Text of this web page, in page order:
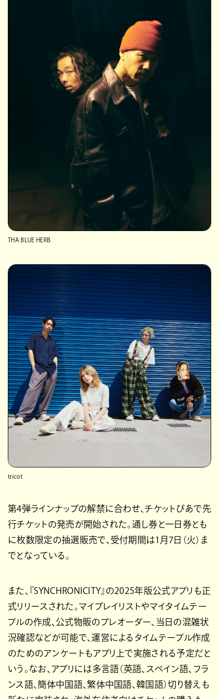
THA BLUE HERB
tricot
第4弾ラインナップの解禁に合わせ、チケットぴあで先
行チケットの発売が開始された。通し券と一日券とも
に枚数限定の抽選販売で、受付期間は1月7日（火）ま
でとなっている。
また、『SYNCHRONICITY』の2025年版公式アプリも正
式リリースされた。マイプレイリストやマイタイムテー
ブルの作成、公式物販のプレオーダー、当日の混雑状
況確認などが可能で、運営によるタイムテーブル作成
のためのアンケートもアプリ上で実施される予定だと
いう。なお、アプリには多言語（英語、スペイン語、フラ
ンス語、簡体中国語、繁体中国語、韓国語）切り替えも